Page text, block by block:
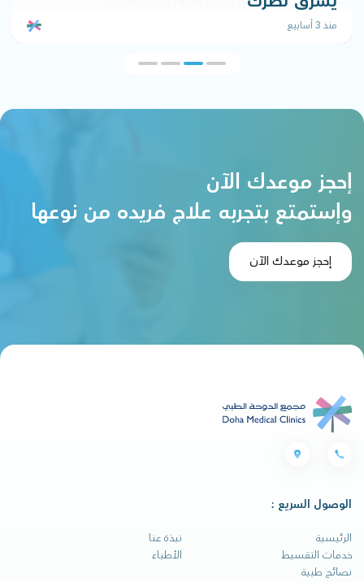
منذ 3 أسابيع
إحجز موعدك الآن
وإستمتع بتجربه علاج فريده من نوعها
إحجز موعدك الآن
الوصول السريع :
الرئيسية
نبذة عنا
خدمات التقسيط
الأطباء
نصائح طبية